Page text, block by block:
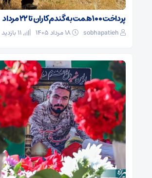
پرداخت ۱۰۰ همت به گندم‌کاران تا ۲۲ مرداد
sobhapatieh